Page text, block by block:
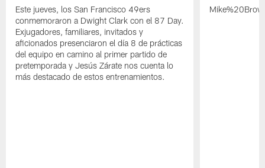
Este jueves, los San Francisco 49ers
conmemoraron a Dwight Clark con el 87 Day.
Exjugadores, familiares, invitados y
aficionados presenciaron el día 8 de prácticas
del equipo en camino al primer partido de
pretemporada y Jesús Zárate nos cuenta lo
más destacado de estos entrenamientos.